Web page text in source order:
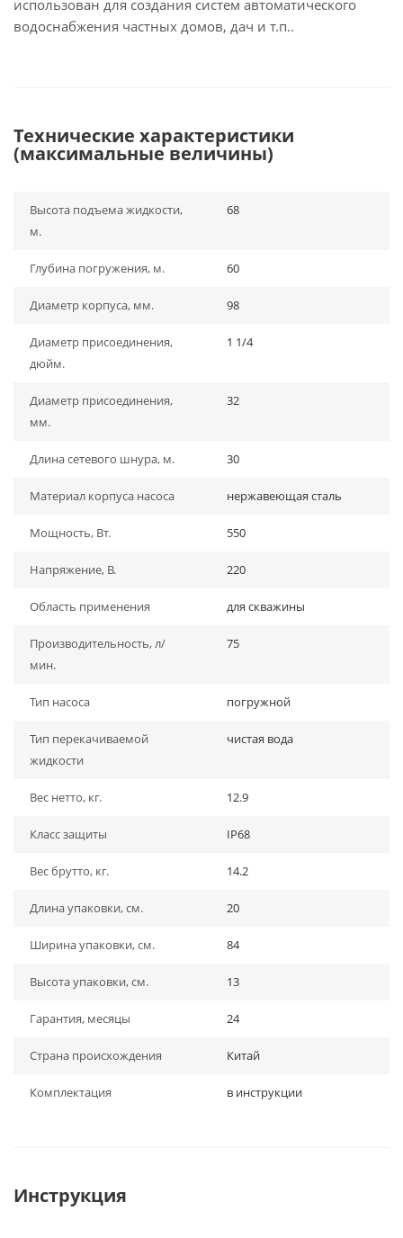
использован для создания систем автоматического
водоснабжения частных домов, дач и т.п..
Технические характеристики
(максимальные величины)
Высота подъема жидкости,
м.
68
Глубина погружения, м. 60
Диаметр корпуса, мм. 98
Диаметр присоединения,
дюйм.
1 1/4
Диаметр присоединения,
мм.
32
Длина сетевого шнура, м. 30
Материал корпуса насоса нержавеющая сталь
Мощность, Вт. 550
Напряжение, В. 220
Область применения для скважины
Производительность, л/
мин.
75
Тип насоса погружной
Тип перекачиваемой
жидкости
чистая вода
Вес нетто, кг. 12.9
Класс защиты IP68
Вес брутто, кг. 14.2
Длина упаковки, см. 20
Ширина упаковки, см. 84
Высота упаковки, см. 13
Гарантия, месяцы 24
Страна происхождения Китай
Комплектация в инструкции
Инструкция